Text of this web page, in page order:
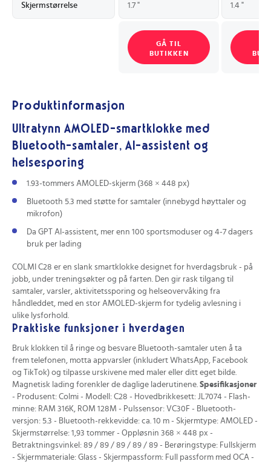
Skjermstørrelse 1.7 " 1.4 "
GÅ TIL
BUTIKKEN
Produktinformasjon
Ultratynn AMOLED-smartklokke med
Bluetooth-samtaler, AI-assistent og
helsesporing
1.93-tommers AMOLED-skjerm (368 × 448 px)
Bluetooth 5.3 med støtte for samtaler (innebygd høyttaler og
mikrofon)
Da GPT AI-assistent, mer enn 100 sportsmoduser og 4-7 dagers
bruk per lading
COLMI C28 er en slank smartklokke designet for hverdagsbruk - på
jobb, under treningsøkter og på farten. Den gir rask tilgang til
samtaler, varsler, aktivitetssporing og helseovervåking fra
håndleddet, med en stor AMOLED-skjerm for tydelig avlesning i
ulike lysforhold.
Praktiske funksjoner i hverdagen
Bruk klokken til å ringe og besvare Bluetooth-samtaler uten å ta
frem telefonen, motta appvarsler (inkludert WhatsApp, Facebook
og TikTok) og tilpasse urskivene med maler eller ditt eget bilde.
Magnetisk lading forenkler de daglige laderutinene. Spesifikasjoner
- Produsent: Colmi - Modell: C28 - Hovedbrikkesett: JL7074 - Flash-
minne: RAM 316K, ROM 128M - Pulssensor: VC30F - Bluetooth-
versjon: 5.3 - Bluetooth-rekkevidde: ca. 10 m - Skjermtype: AMOLED -
Skjermstørrelse: 1,93 tommer - Oppløsnin 368 × 448 px -
Betraktningsvinkel: 89 / 89 / 89 / 89 / 89 - Berøringstype: Fullskjerm
- Skjermmateriale: Glass - Skjermpassform: Full passform med OCA -